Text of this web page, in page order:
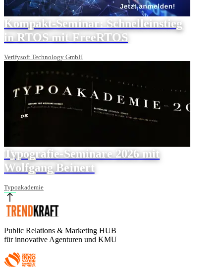
Kompakt-Seminar: Schnelleinstieg
in RTOS mit FreeRTOS
Verifysoft Technology GmbH
Typografie-Seminare 2026 mit
Wolfgang Beinert
Typoakademie
Public Relations & Marketing HUB
für innovative Agenturen und KMU